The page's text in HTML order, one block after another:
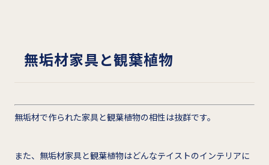
無垢材家具と観葉植物
無垢材で作られた家具と観葉植物の相性は抜群です。
また、無垢材家具と観葉植物はどんなテイストのインテリアに